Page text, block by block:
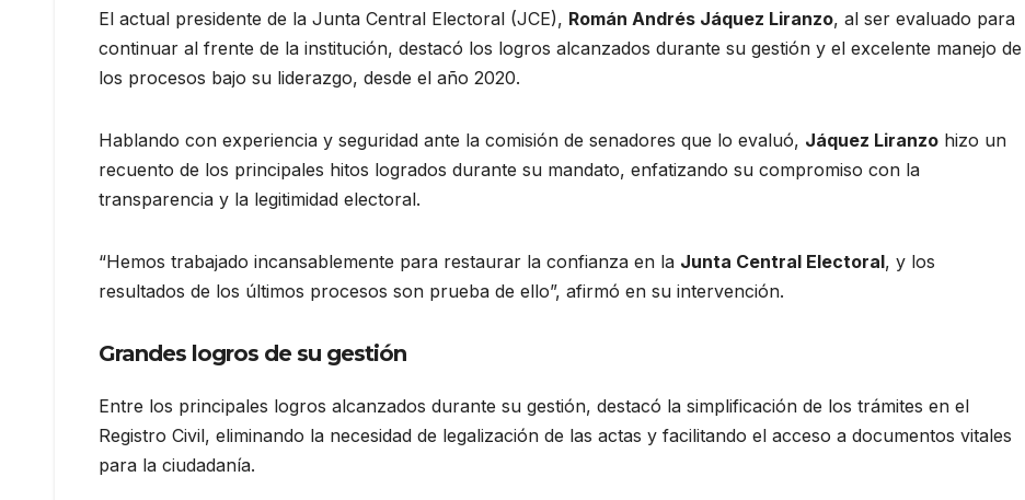
El actual presidente de la Junta Central Electoral (JCE), Román Andrés Jáquez Liranzo, al ser evaluado para
continuar al frente de la institución, destacó los logros alcanzados durante su gestión y el excelente manejo de
los procesos bajo su liderazgo, desde el año 2020.
Hablando con experiencia y seguridad ante la comisión de senadores que lo evaluó, Jáquez Liranzo hizo un
recuento de los principales hitos logrados durante su mandato, enfatizando su compromiso con la
transparencia y la legitimidad electoral.
“Hemos trabajado incansablemente para restaurar la confianza en la Junta Central Electoral, y los
resultados de los últimos procesos son prueba de ello”, afirmó en su intervención.
Grandes logros de su gestión
Entre los principales logros alcanzados durante su gestión, destacó la simplificación de los trámites en el
Registro Civil, eliminando la necesidad de legalización de las actas y facilitando el acceso a documentos vitales
para la ciudadanía.